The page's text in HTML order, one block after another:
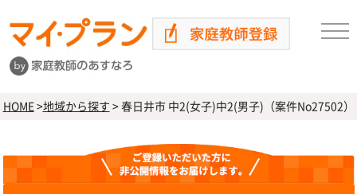
HOME>地域から探す >春日井市 中2(女子)中2(男子)（案件No27502）